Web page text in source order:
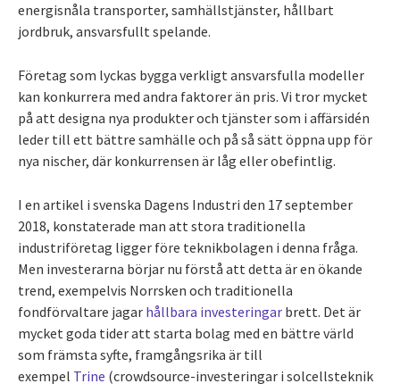
energisnåla transporter, samhällstjänster, hållbart
jordbruk, ansvarsfullt spelande.
Företag som lyckas bygga verkligt ansvarsfulla modeller
kan konkurrera med andra faktorer än pris. Vi tror mycket
på att designa nya produkter och tjänster som i affärsidén
leder till ett bättre samhälle och på så sätt öppna upp för
nya nischer, där konkurrensen är låg eller obefintlig.
I en artikel i svenska Dagens Industri den 17 september
2018, konstaterade man att stora traditionella
industriföretag ligger före teknikbolagen i denna fråga.
Men investerarna börjar nu förstå att detta är en ökande
trend, exempelvis Norrsken och traditionella
fondförvaltare jagar hållbara investeringar brett. Det är
mycket goda tider att starta bolag med en bättre värld
som främsta syfte, framgångsrika är till
exempel Trine (crowdsource-investeringar i solcellsteknik